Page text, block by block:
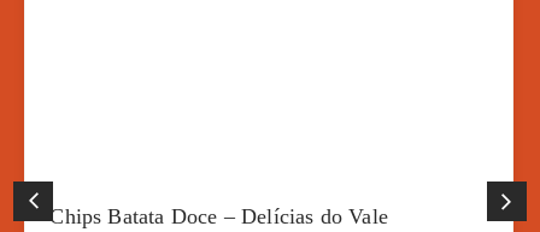
Chips Batata Doce – Delícias do Vale